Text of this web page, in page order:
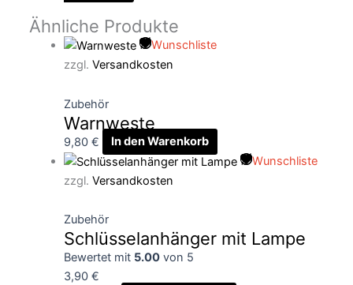
Ähnliche Produkte
Wunschliste
zzgl. Versandkosten
Zubehör
Warnweste
9,80 €
In den Warenkorb
Wunschliste
zzgl. Versandkosten
Zubehör
Schlüsselanhänger mit Lampe
Bewertet mit 5.00von 5
3,90 €